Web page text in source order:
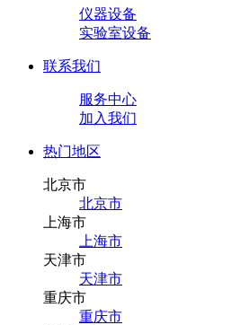
仪器设备
实验室设备
联系我们
服务中心
加入我们
热门地区
北京市
北京市
上海市
上海市
天津市
天津市
重庆市
重庆市